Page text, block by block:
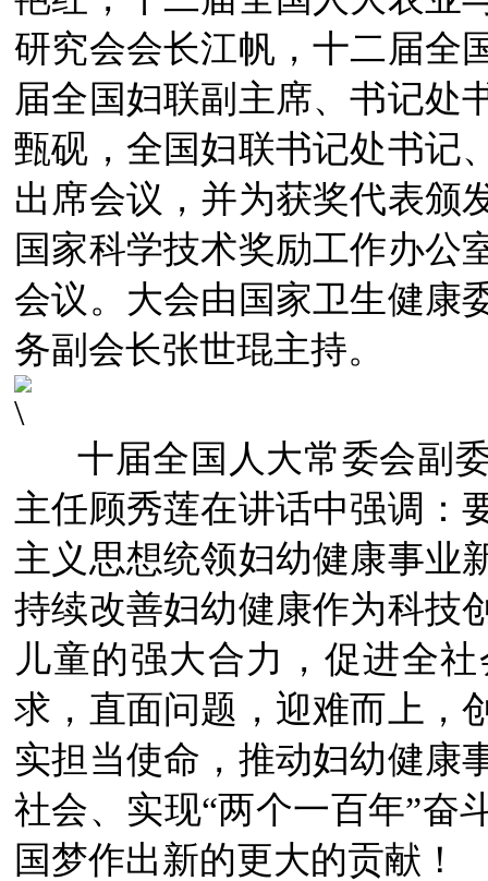
研究会会长江帆，十二届全
届全国妇联副主席、书记处
甄砚，全国妇联书记处书记
出席会议，并为获奖代表颁
国家科学技术奖励工作办公
会议。大会由国家卫生健康
务副会长张世琨主持。
十届全国人大常委会副委
主任顾秀莲在讲话中强调：
主义思想统领妇幼健康事业
持续改善妇幼健康作为科技
儿童的强大合力，促进全
求，直面问题，迎难而上，
实担当使命，推动妇幼健康
社会、实现“两个一百年”奋
国梦作出新的更大的贡献！